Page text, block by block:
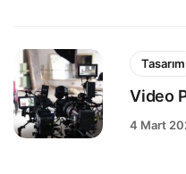
Tasarım
Video
4 Mart